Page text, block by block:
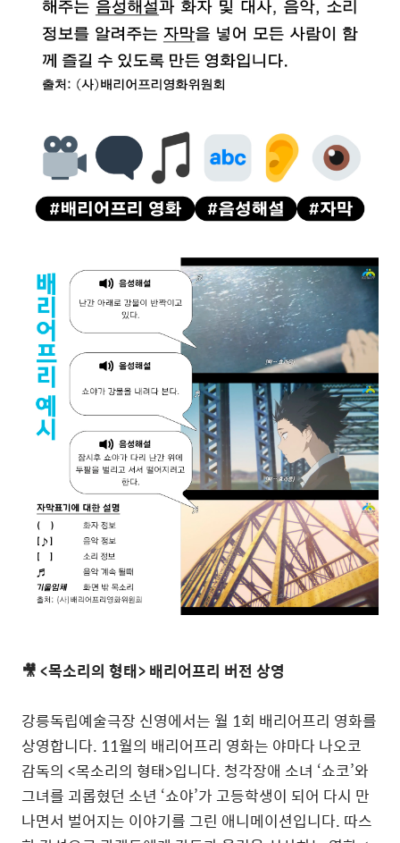
🎥 <목소리의 형태> 배리어프리 버전 상영
강릉독립예술극장 신영에서는 월 1회 배리어프리 영화를
상영합니다. 11월의 배리어프리 영화는 야마다 나오코
감독의 <목소리의 형태>입니다. 청각장애 소녀 ‘쇼코’와
그녀를 괴롭혔던 소년 ‘쇼야’가 고등학생이 되어 다시 만
나면서 벌어지는 이야기를 그린 애니메이션입니다. 따스